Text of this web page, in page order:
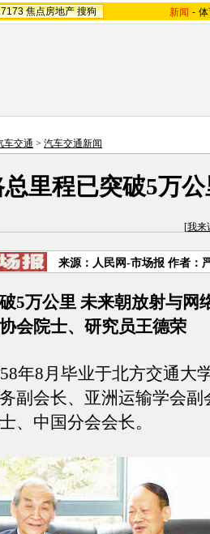
焦点房地产 搜狗 新闻 -
车交通 > 汽车交通新闻
里程已突破5万
[我来
来源： 人民网-市场报 作者：
5万公里 未来朝放射与网
会院士、研究员王德荣
8月毕业于北方交通大
副会长、亚洲运输学会副
、中国分会会长。